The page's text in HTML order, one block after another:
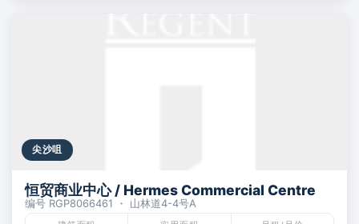
尖沙咀
恒贸商业中心 / Hermes Commercial Centre
编号 RGP8066461 ・ 山林道4-4号A